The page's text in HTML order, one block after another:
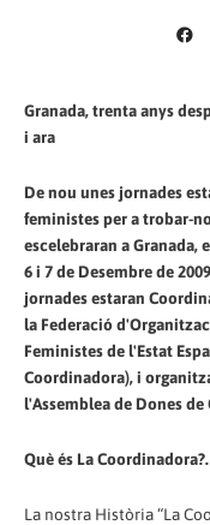
Granada, trenta anys
i ara
De nou unes jornades
feministes per a trobar-
escelebraran a Granada,
6 i 7 de Desembre de
jornades estaran
la Federació
Feministes de l'Estat
Coordinadora), i
l'Assemblea de Dones de
Què és La Coordinadora?.
La nostra Història “La